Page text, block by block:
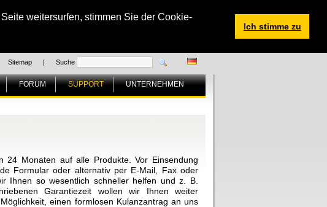
weitersurfen, stimmen Sie der Cookie-
Ich stimme zu
Sitemap | Suche
FORUM SUPPORT UNTERNEHMEN
24 Monaten auf alle Produkte. Vor Einsendung
Formular oder alternativ per E-Mail, Fax oder
Ihnen so wesentlich schneller helfen und z. B.
Garantiezeit wollen wir Ihnen weiter
einen formlosen Kulanzantrag an uns